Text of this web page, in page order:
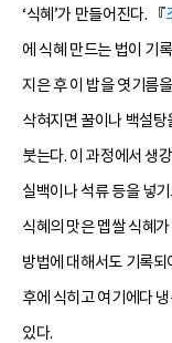
‘식혜’가 만들어진다. 『
에 식혜 만드는 법이 기
지은 후 이 밥을 엿기름
삭혀지면 꿀이나 백설
붓는다. 이 과정에서 생
실백이나 석류 등을 넣
식혜의 맛은 멥쌀 식혜
방법에 대해서도 기록
후에 식히고 여기에다
있다.